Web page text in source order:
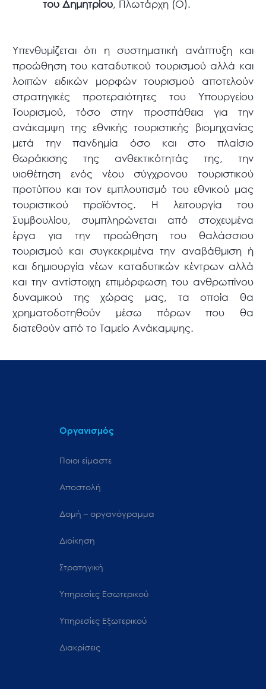
του Δημητρίου, Πλωτάρχη (Ο).
Υπενθυμίζεται ότι η συστηματική ανάπτυξη και
προώθηση του καταδυτικού τουρισμού αλλά και
λοιπών ειδικών μορφών τουρισμού αποτελούν
στρατηγικές προτεραιότητες του Υπουργείου
Τουρισμού, τόσο στην προσπάθεια για την
ανάκαμψη της εθνικής τουριστικής βιομηχανίας
μετά την πανδημία όσο και στο πλαίσιο
θωράκισης της ανθεκτικότητάς της, την
υιοθέτηση ενός νέου σύγχρονου τουριστικού
προτύπου και τον εμπλουτισμό του εθνικού μας
τουριστικού προϊόντος. Η λειτουργία του
Συμβουλίου, συμπληρώνεται από στοχευμένα
έργα για την προώθηση του θαλάσσιου
τουρισμού και συγκεκριμένα την αναβάθμιση ή
και δημιουργία νέων καταδυτικών κέντρων αλλά
και την αντίστοιχη επιμόρφωση του ανθρωπίνου
δυναμικού της χώρας μας, τα οποία θα
χρηματοδοτηθούν μέσω πόρων που θα
διατεθούν από το Ταμείο Ανάκαμψης.
Οργανισμός
Ποιοι είμαστε
Αποστολή
Δομή – οργανόγραμμα
Διοίκηση
Στρατηγική
Υπηρεσίες Εσωτερικού
Υπηρεσίες Εξωτερικού
Διακρίσεις